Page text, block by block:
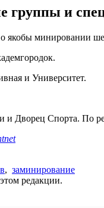
группы и
якобы минировании
и Университет.
и Дворец Спорта. По
, заминирование
редакции.